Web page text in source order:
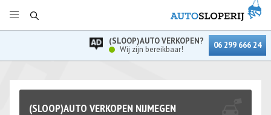
(SLOOP)AUTO VERKOPEN?
Wij zijn bereikbaar!
06 299 666 24
(SLOOP)AUTO VERKOPEN NIJMEGEN